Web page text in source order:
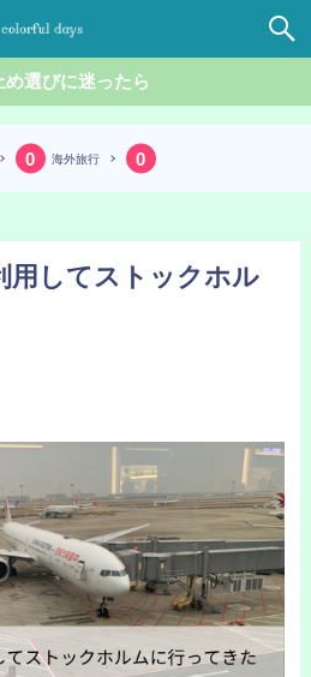
め選びに迷ったら
海外旅行
用してストックホル